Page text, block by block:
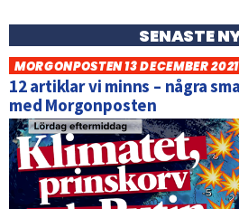
SENASTE
MORGONPOSTEN 13 DECEMBER
12 artiklar vi minns – några
med Morgonposten